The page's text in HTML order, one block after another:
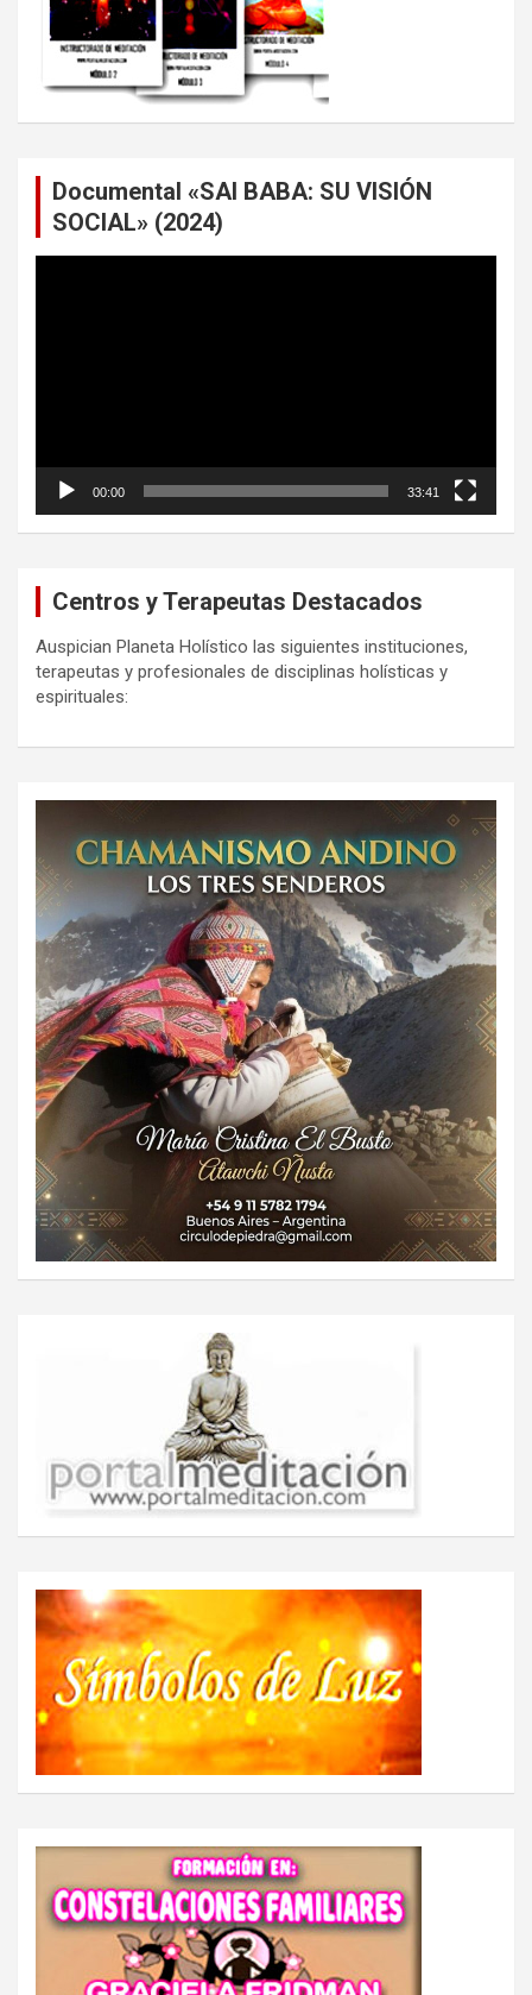
Documental «SAI BABA: SU VISIÓN
SOCIAL» (2024)
00:00 33:41
Centros y Terapeutas Destacados
Auspician Planeta Holístico las siguientes instituciones,
terapeutas y profesionales de disciplinas holísticas y
espirituales: